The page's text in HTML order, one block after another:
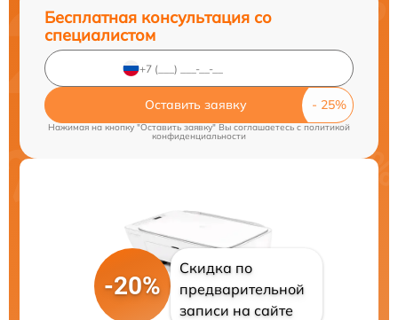
Бесплатная консультация со
специалистом
Оставить заявку
Нажимая на кнопку "Оставить заявку" Вы соглашаетесь cполитикой
конфиденциальности
-20%
Скидка по
предварительной
записи на сайте